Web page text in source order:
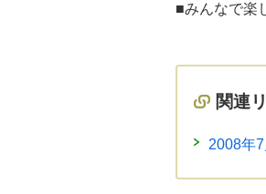
■みんなで楽
関連
2008年7